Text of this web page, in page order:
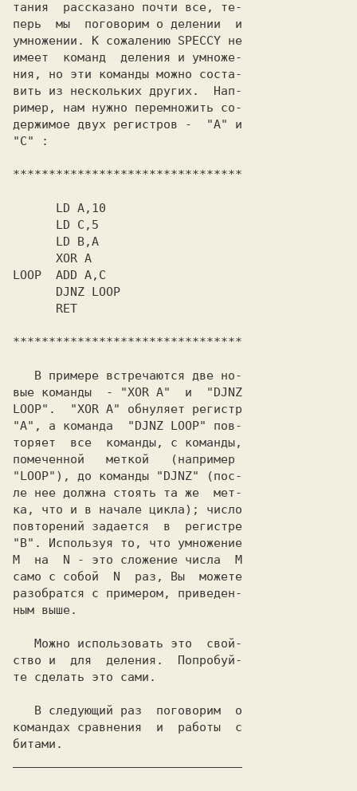
тания  рассказано почти все, те-
перь  мы  поговорим о делении  и
умножении. К сожалению SPECCY не
имеет  команд  деления и умноже-
ния, но эти команды можно соста-
вить из нескольких других.  Нап-
ример, нам нужно перемножить со-
держимое двух регистров -  "А" и
"C" :
********************************
LOOP  ADD A,C
********************************
вые команды  - "XOR A"  и  "DJNZ
LOOP".  "XOR A" обнуляет регистр
"А", а команда  "DJNZ LOOP" пов-
торяет  все  команды, с команды,
помеченной   меткой   (например
"LOOP"), до команды "DJNZ" (пос-
ле нее должна стоять та же  мет-
ка, что и в начале цикла); число
повторений задается  в  регистре
"В". Используя то, что умножение
M  на  N - это сложение числа  М
само с собой  N  раз, Вы  можете
разобратся с примером, приведен-
ным выше.
ство и  для  деления.  Попробуй-
те сделать это сами.
командах сравнения  и  работы  с